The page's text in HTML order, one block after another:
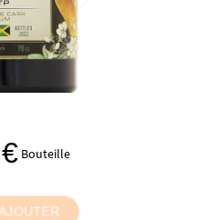
€Le
prix
est :
Bouteille